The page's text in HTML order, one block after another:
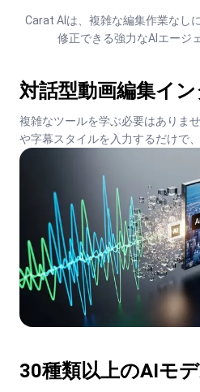
Carat AIは、複雑な編集作業なし
修正できる強力なAIエージ
対話型動画編集イ
複雑なツールを学ぶ必要はありま
や字幕スタイルを入力するだけで
30種類以上のAIモ